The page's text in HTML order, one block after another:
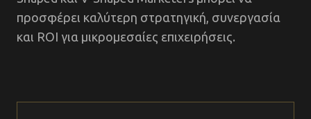
προσφέρει καλύτερη στρατηγική, συνεργασία
και ROI για μικρομεσαίες επιχειρήσεις.